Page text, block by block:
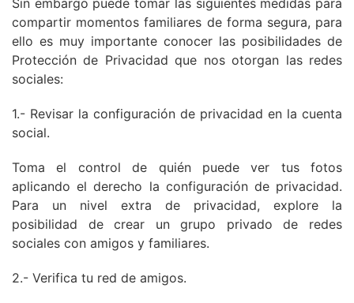
Sin embargo puede tomar las siguientes medidas para
compartir momentos familiares de forma segura, para
ello es muy importante conocer las posibilidades de
Protección de Privacidad que nos otorgan las redes
sociales:
1.- Revisar la configuración de privacidad en la cuenta
social.
Toma el control de quién puede ver tus fotos
aplicando el derecho la configuración de privacidad.
Para un nivel extra de privacidad, explore la
posibilidad de crear un grupo privado de redes
sociales con amigos y familiares.
2.- Verifica tu red de amigos.